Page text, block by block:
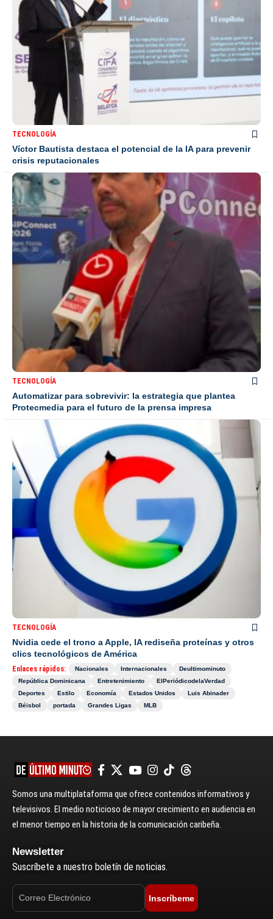
TECNOLOGÍA
Víctor Bautista destaca el potencial de la IA para prevenir
crisis reputacionales
TECNOLOGÍA
Automatizar para sobrevivir: la estrategia que plantea
Protecmedia para el futuro de la prensa impresa
TECNOLOGÍA
Nvidia cede el trono a Apple, IA rediseña proteínas y otros
clics tecnológicos de América
Enlaces rápidos: Nacionales Internacionales
Deultimominuto
República Dominicana
Entretenimiento
ElPeriódicodelaVerdad
Deportes
Estilo Economía Estados Unidos
Luis Abinader
Béisbol
portada Grandes Ligas MLB
Somos una multiplataforma que ofrece contenidos informativos y
televisivos. El medio noticioso de mayor crecimiento en audiencia en
el menor tiempo en la historia de la comunicación caribeña.
Newsletter
Suscríbete a nuestro boletín de noticias.
Inscríbeme